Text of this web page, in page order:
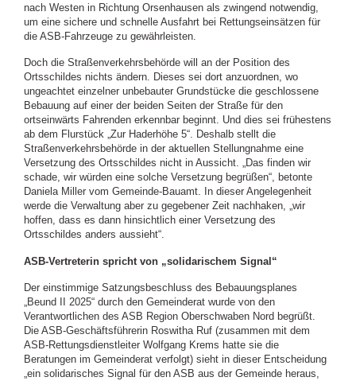
nach Westen in Richtung Orsenhausen als zwingend notwendig,
um eine sichere und schnelle Ausfahrt bei Rettungseinsätzen für
die ASB-Fahrzeuge zu gewährleisten.
Doch die Straßenverkehrsbehörde will an der Position des
Ortsschildes nichts ändern. Dieses sei dort anzuordnen, wo
ungeachtet einzelner unbebauter Grundstücke die geschlossene
Bebauung auf einer der beiden Seiten der Straße für den
ortseinwärts Fahrenden erkennbar beginnt. Und dies sei frühestens
ab dem Flurstück „Zur Haderhöhe 5“. Deshalb stellt die
Straßenverkehrsbehörde in der aktuellen Stellungnahme eine
Versetzung des Ortsschildes nicht in Aussicht. „Das finden wir
schade, wir würden eine solche Versetzung begrüßen“, betonte
Daniela Miller vom Gemeinde-Bauamt. In dieser Angelegenheit
werde die Verwaltung aber zu gegebener Zeit nachhaken, „wir
hoffen, dass es dann hinsichtlich einer Versetzung des
Ortsschildes anders aussieht“.
ASB-Vertreterin spricht von „solidarischem Signal“
Der einstimmige Satzungsbeschluss des Bebauungsplanes
„Beund II 2025“ durch den Gemeinderat wurde von den
Verantwortlichen des ASB Region Oberschwaben Nord begrüßt.
Die ASB-Geschäftsführerin Roswitha Ruf (zusammen mit dem
ASB-Rettungsdienstleiter Wolfgang Krems hatte sie die
Beratungen im Gemeinderat verfolgt) sieht in dieser Entscheidung
„ein solidarisches Signal für den ASB aus der Gemeinde heraus,